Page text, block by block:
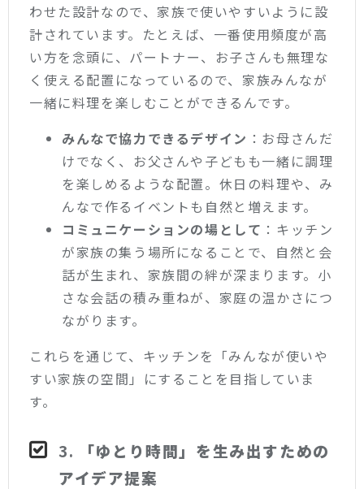
わせた設計なので、家族で使いやすいように設
計されています。たとえば、一番使用頻度が高
い方を念頭に、パートナー、お子さんも無理な
く使える配置になっているので、家族みんなが
一緒に料理を楽しむことができるんです。
みんなで協力できるデザイン ：お母さんだ
けでなく、お父さんや子どもも一緒に調理
を楽しめるような配置。休日の料理や、み
んなで作るイベントも自然と増えます。
コミュニケーションの場として ：キッチン
が家族の集う場所になることで、自然と会
話が生まれ、家族間の絆が深まります。小
さな会話の積み重ねが、家庭の温かさにつ
ながります。
これらを通じて、キッチンを「みんなが使いや
すい家族の空間」にすることを目指していま
す。
3.
「ゆとり時間」を生み出すための
アイデア提案